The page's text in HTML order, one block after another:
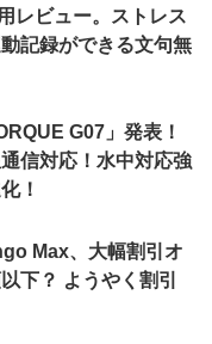
レビュー。ストレス
記録ができる文句無
G07」発表！
信対応！水中対応強
！
Max、大幅割引オ
下？ ようやく割引